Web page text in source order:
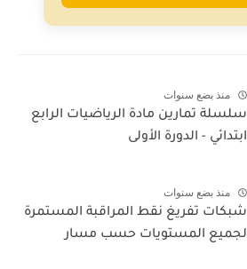
منذ بضع سنوات
سلسلة تمارين مادة الرياضيات الرابع
ابتدائي - الدورة الأولى
منذ بضع سنوات
شبكات تفريغ نقط المراقبة المستمرة
لجميع المستويات حسب مسار